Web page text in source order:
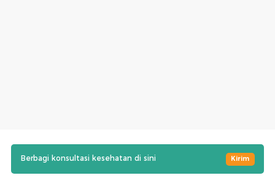
Berbagi konsultasi kesehatan di sini Kirim